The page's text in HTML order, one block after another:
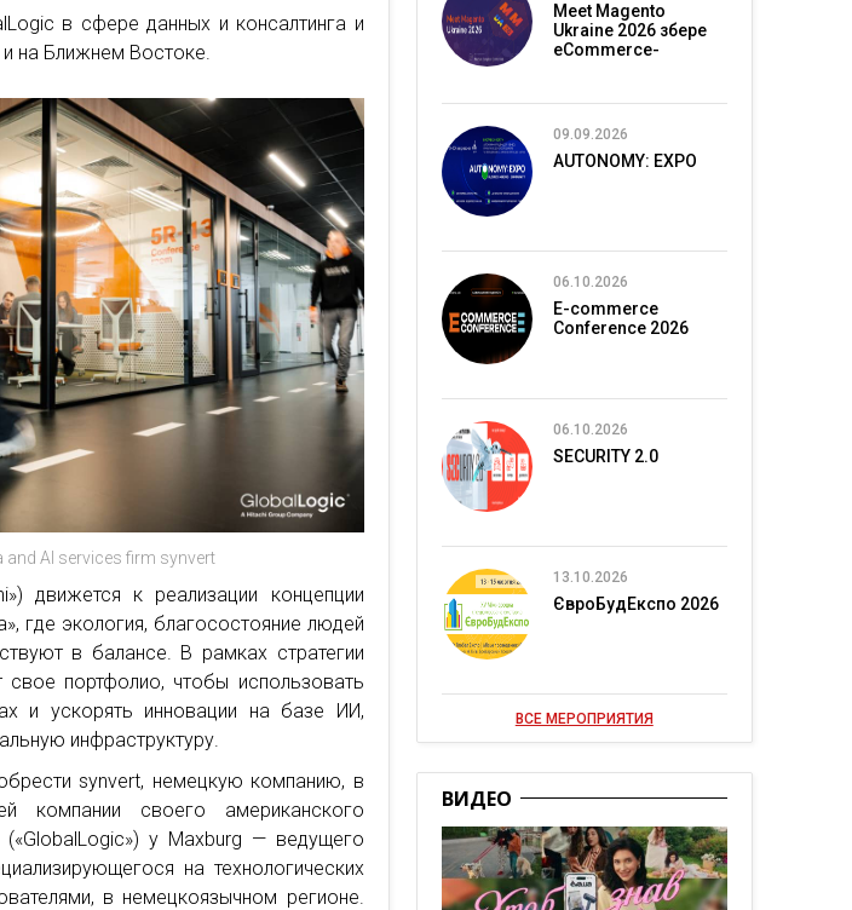
в сфере данных и консалтинга и
и на Ближнем Востоке.
and AI services firm synvert
движется к реализации концепции
где экология, благосостояние людей
в балансе. В рамках стратегии
свое портфолио, чтобы использовать
и ускорять инновации на базе ИИ,
инфраструктуру.
synvert, немецкую компанию, в
компании своего американского
(«GlobalLogic») у Maxburg — ведущего
на технологических
в немецкоязычном регионе.
Meet Magento
Ukraine 2026 збере
eCommerce-
09.09.2026
AUTONOMY: EXPO
06.10.2026
E-commerce
Conference 2026
06.10.2026
SECURITY 2.0
13.10.2026
ЄвроБудЕкспо 2026
ВСЕ МЕРОПРИЯТИЯ
ВИДЕО